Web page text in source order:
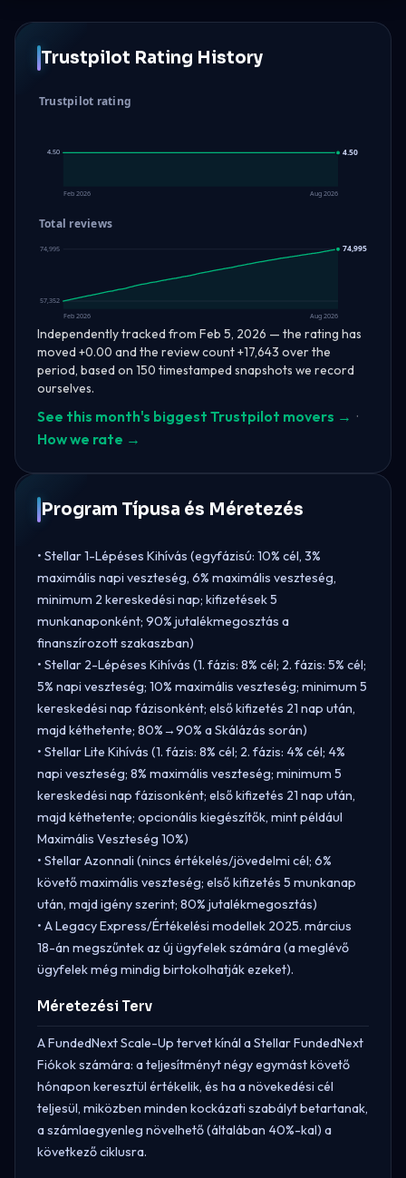
Trustpilot Rating History
Trustpilot rating
4.50
4.50 4.50
Feb 2026 Aug 2026
Total reviews
74,995
57,352
74,995
Feb 2026 Aug 2026
Independently tracked from Feb 5, 2026 — the rating has
moved +0.00 and the review count +17,643 over the
period, based on 150 timestamped snapshots we record
ourselves.
See this month's biggest Trustpilot movers → ·
How we rate →
Program Típusa és Méretezés
• Stellar 1-Lépéses Kihívás (egyfázisú: 10% cél, 3%
maximális napi veszteség, 6% maximális veszteség,
minimum 2 kereskedési nap; kifizetések 5
munkanaponként; 90% jutalékmegosztás a
finanszírozott szakaszban)
• Stellar 2-Lépéses Kihívás (1. fázis: 8% cél; 2. fázis: 5% cél;
5% napi veszteség; 10% maximális veszteség; minimum 5
kereskedési nap fázisonként; első kifizetés 21 nap után,
majd kéthetente; 80%→90% a Skálázás során)
• Stellar Lite Kihívás (1. fázis: 8% cél; 2. fázis: 4% cél; 4%
napi veszteség; 8% maximális veszteség; minimum 5
kereskedési nap fázisonként; első kifizetés 21 nap után,
majd kéthetente; opcionális kiegészítők, mint például
Maximális Veszteség 10%)
• Stellar Azonnali (nincs értékelés/jövedelmi cél; 6%
követő maximális veszteség; első kifizetés 5 munkanap
után, majd igény szerint; 80% jutalékmegosztás)
• A Legacy Express/Értékelési modellek 2025. március
18-án megszűntek az új ügyfelek számára (a meglévő
ügyfelek még mindig birtokolhatják ezeket).
Méretezési Terv
A FundedNext Scale-Up tervet kínál a Stellar FundedNext
Fiókok számára: a teljesítményt négy egymást követő
hónapon keresztül értékelik, és ha a növekedési cél
teljesül, miközben minden kockázati szabályt betartanak,
a számlaegyenleg növelhető (általában 40%-kal) a
következő ciklusra.